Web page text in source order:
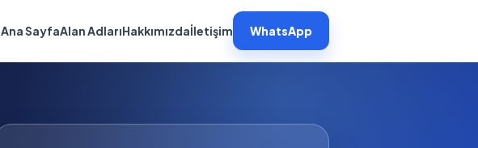
Ana SayfaAlan AdlarıHakkımızdaİletişim WhatsApp